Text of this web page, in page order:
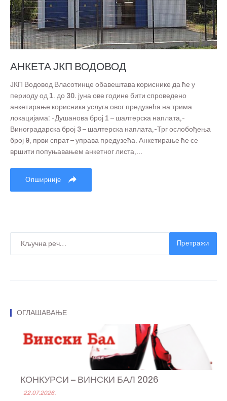
АНКЕТА ЈКП ВОДОВОД
ЈКП Водовод Власотинце обавештава кориснике да ће у
периоду од 1. до 30. јуна ове године бити спроведено
анкетирање корисника услуга овог предузећа на трима
локацијама: -Душанова број 1 – шалтерска наплата,-
Виноградарска број 3 – шалтерска наплата,-Трг ослобођења
број 9, први спрат – управа предузећа. Анкетирање ће се
вршити попуњавањем анкетног листа,...
Опширније
Претражи
ОГЛАШАВАЊЕ
КОНКУРСИ – ВИНСКИ БАЛ 2026
22.07.2026.